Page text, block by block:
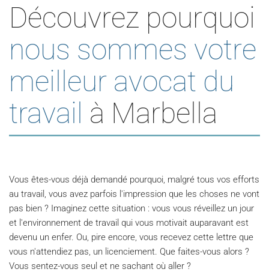
Découvrez pourquoi
nous sommes votre
meilleur avocat du
travail à Marbella
Vous êtes-vous déjà demandé pourquoi, malgré tous vos efforts
au travail, vous avez parfois l'impression que les choses ne vont
pas bien ? Imaginez cette situation : vous vous réveillez un jour
et l'environnement de travail qui vous motivait auparavant est
devenu un enfer. Ou, pire encore, vous recevez cette lettre que
vous n'attendiez pas, un licenciement. Que faites-vous alors ?
Vous sentez-vous seul et ne sachant où aller ?